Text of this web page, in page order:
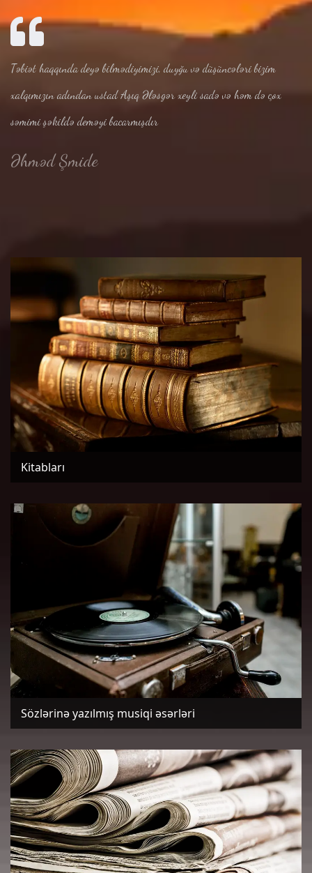
Təbiət haqqında deyə bilmədiyimizi, duyğu və düşüncələri bizim
xalqımızın adından ustad Aşıq Ələsgər xeyli sadə və həm də çox
səmimi şəkildə deməyi bacarmışdır
Əhməd Şmide
Kitabları
Sözlərinə yazılmış musiqi əsərləri